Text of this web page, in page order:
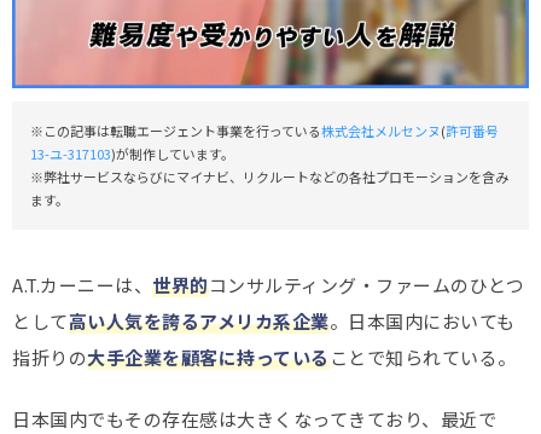
※この記事は転職エージェント事業を行っている株式会社メルセンヌ(許可番号
13-ユ-317103)が制作しています。
※弊社サービスならびにマイナビ、リクルートなどの各社プロモーションを含み
ます。
A.T.カーニーは、 世界的コンサルティング・ファームのひとつ
として高い人気を誇るアメリカ系企業。日本国内においても
指折りの大手企業を顧客に持っていることで知られている。
日本国内でもその存在感は大きくなってきており、最近で